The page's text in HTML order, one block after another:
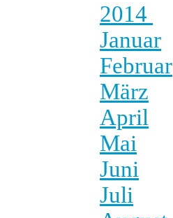
2014
Januar
Februar
März
April
Mai
Juni
Juli